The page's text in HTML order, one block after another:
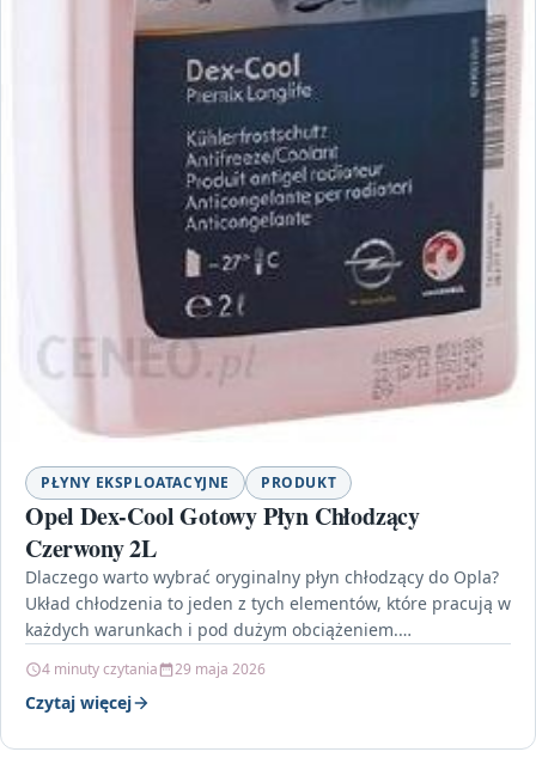
PŁYNY EKSPLOATACYJNE PRODUKT
Opel Dex-Cool Gotowy Płyn Chłodzący
Czerwony 2L
Dlaczego warto wybrać oryginalny płyn chłodzący do Opla?
Układ chłodzenia to jeden z tych elementów, które pracują w
każdych warunkach i pod dużym obciążeniem.…
4 minuty czytania 29 maja 2026
Czytaj więcej